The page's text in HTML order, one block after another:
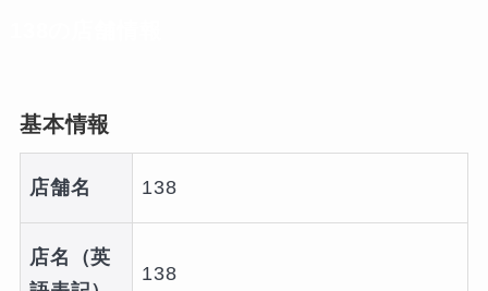
基本情報
店舗名 138
店名（英
138